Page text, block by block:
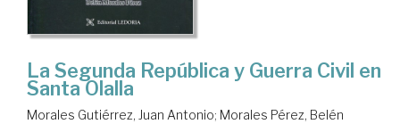
La Segunda República y Guerra Civil en
Santa Olalla
Morales Gutiérrez, Juan Antonio; Morales Pérez, Belén